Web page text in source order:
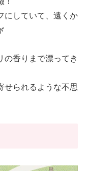
にしていて、遠くか
の香りまで漂ってき
せられるような不思